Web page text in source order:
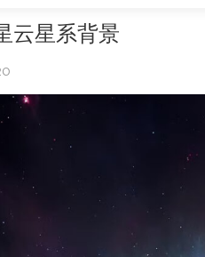
云星系背景